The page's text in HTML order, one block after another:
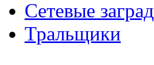
Сетевые
Тральщики